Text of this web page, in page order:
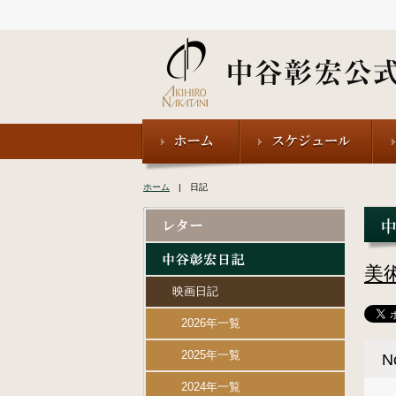
ホーム | 日記
美
映画日記
2026年一覧
2025年一覧
2024年一覧